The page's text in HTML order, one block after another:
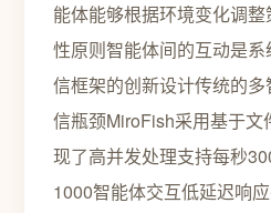
能体能够根据环境变化调
性原则智能体间的互动是
信框架的创新设计传统的
信瓶颈MiroFish采用基于文
现了高并发处理支持每秒
1000智能体交互低延迟响